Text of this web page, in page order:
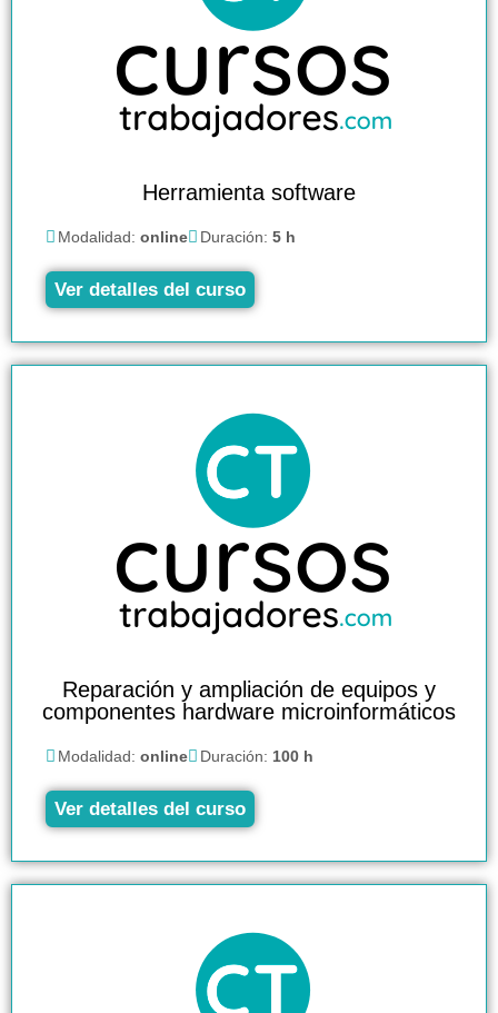
Herramienta software
Modalidad: online Duración: 5 h
Ver detalles del curso
Reparación y ampliación de equipos y
componentes hardware microinformáticos
Modalidad: online Duración: 100 h
Ver detalles del curso